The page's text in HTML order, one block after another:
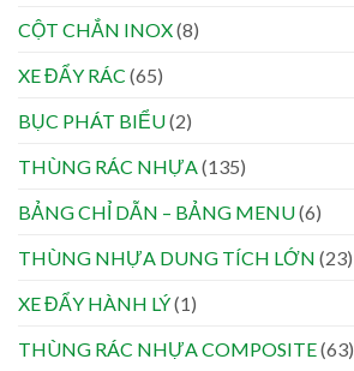
CỘT CHẮN INOX(8)
XE ĐẨY RÁC (65)
BỤC PHÁT BIỂU(2)
THÙNG RÁC NHỰA(135)
BẢNG CHỈ DẪN – BẢNG MENU(6)
THÙNG NHỰA DUNG TÍCH LỚN (23)
XE ĐẨY HÀNH LÝ(1)
THÙNG RÁC NHỰA COMPOSITE(63)